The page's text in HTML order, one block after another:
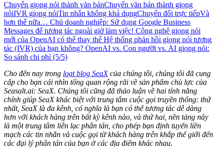
Chuyển giọng nói thành văn bảnChuyển văn bản thành giọng
nóiIVR giọng nóiTin nhắn không khả dụngChuyển đổi trực tiếpVà
hơn thế nữa… Chủ doanh nghiệp: Sử dụng Google Business
Messages để tương tác ngoài giờ làm việc! Công nghệ giọng nói
mới của OpenAI có thể thay thế Hệ thống phản hồi giọng nói tương
tác (IVR) của bạn không? OpenAI vs. Con người vs. AI giọng nói:
So sánh chi phí (5/5)
Cho đến nay trong loạt blog SeaXcủa chúng tôi, chúng tôi đã cung
cấp cho bạn cái nhìn tổng quan rộng rãi về sản phẩm chủ lực của
Seasalt.ai: SeaX. Chúng tôi cũng đã thảo luận về hai tính năng
chính giúp SeaX khác biệt với trung tâm cuộc gọi truyền thống: thứ
nhất, SeaX là đa kênh, có nghĩa là bạn có thể tương tác dễ dàng
hơn với khách hàng trên bất kỳ kênh nào, và thứ hai, nền tảng này
là một trung tâm liên lạc phân tán, cho phép bạn định tuyến liền
mạch các tin nhắn và cuộc gọi từ khách hàng trên khắp thế giới đến
các đại lý phân tán của bạn ở các địa điểm khác nhau.